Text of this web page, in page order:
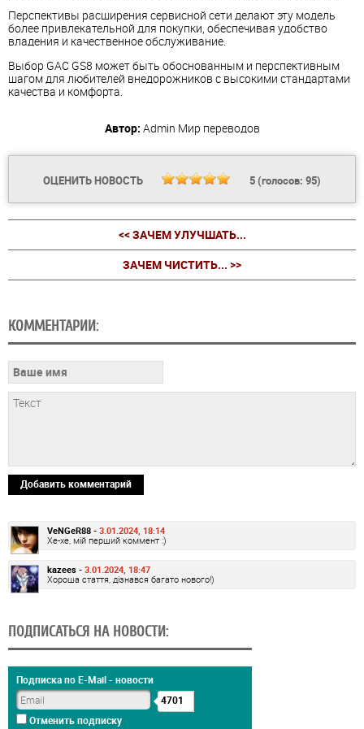
Перспективы расширения сервисной сети делают эту модель
более привлекательной для покупки, обеспечивая удобство
владения и качественное обслуживание.
Выбор GAC GS8 может быть обоснованным и перспективным
шагом для любителей внедорожников с высокими стандартами
качества и комфорта.
Автор: Admin Мир переводов
ОЦЕНИТЬ НОВОСТЬ 5(голосов: 95)
<< ЗАЧЕМ УЛУЧШАТЬ...
ЗАЧЕМ ЧИСТИТЬ... >>
КОММЕНТАРИИ:
Добавить комментарий
VeNGeR88 - 3.01.2024, 18:14
Хе-хе, мій перший коммент :)
kazees - 3.01.2024, 18:47
Хороша стаття, дізнався багато нового!)
ПОДПИСАТЬСЯ НА НОВОСТИ:
Подписка по E-Mail - новости
4701
Отменить подписку